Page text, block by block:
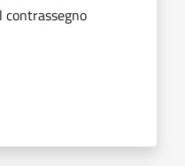
contrassegno